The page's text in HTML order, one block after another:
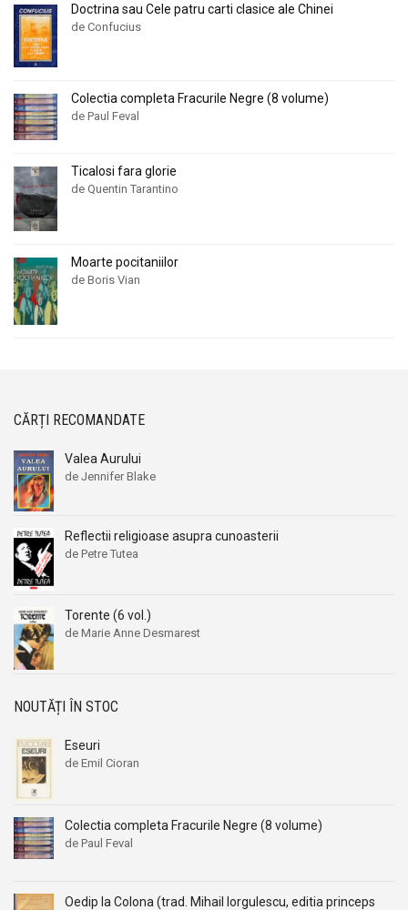
Doctrina sau Cele patru carti clasice ale Chinei
de Confucius
Colectia completa Fracurile Negre (8 volume)
de Paul Feval
Ticalosi fara glorie
de Quentin Tarantino
Moarte pocitaniilor
de Boris Vian
CĂRȚI RECOMANDATE
Valea Aurului
de Jennifer Blake
Reflectii religioase asupra cunoasterii
de Petre Tutea
Torente (6 vol.)
de Marie Anne Desmarest
NOUTĂȚI ÎN STOC
Eseuri
de Emil Cioran
Colectia completa Fracurile Negre (8 volume)
de Paul Feval
Oedip la Colona (trad. Mihail Iorgulescu, editia princeps